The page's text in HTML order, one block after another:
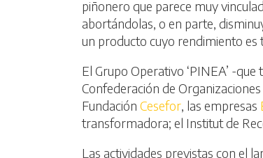
piñonero que parece muy
abortándolas, o en parte,
un producto cuyo rendimiento es
El Grupo Operativo ‘PINEA’ -
Confederación de
Fundación Cesefor , las empresas
transformadora; el Institut de
Las actividades previstas con el